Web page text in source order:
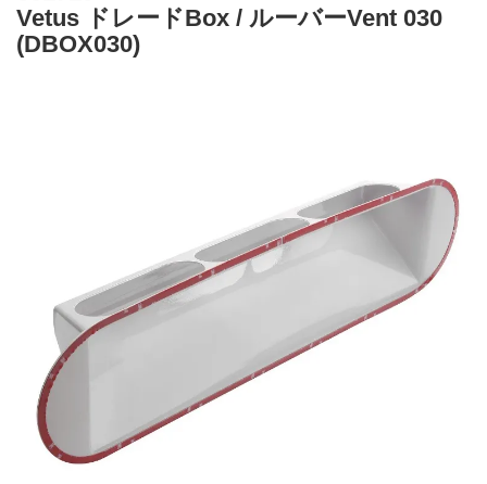
Vetus ドレードBox / ルーバーVent 030
(DBOX030)